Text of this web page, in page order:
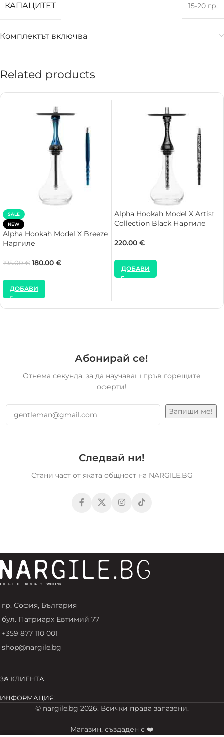
КАПАЦИТЕТ 15-20 гр.
Комплектът включва
Related products
SALE
NEW
Alpha Hookah Model X Breeze
Наргиле
195.00€ 180.00 €
ДОБАВИ
Alpha Hookah Model X Artist
Collection Black Наргиле
220.00 €
ДОБАВИ
Абонирай се!
Отнема секунда, за да научаваш пръв горещите
оферти!
Следвай ни!
Стани част от яката общност на NARGILE.BG
гр. София, България
бул. Патриарх Евтимий 77
+359 877 110 001
shop@nargile.bg
ЗА КЛИЕНТА:
ИНФОРМАЦИЯ:
© nargile.bg 2026. Всички права запазени.
Магазин, създаден с ❤️